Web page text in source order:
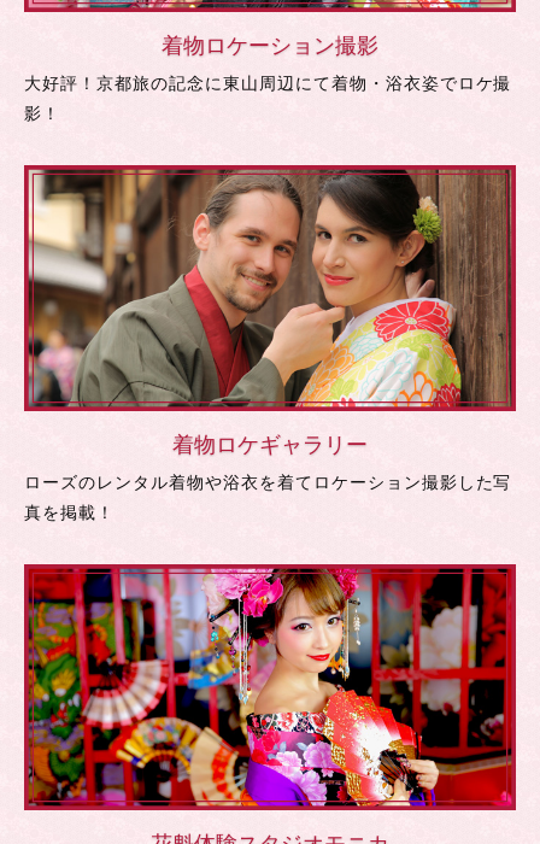
着物ロケーション撮影
大好評！京都旅の記念に東山周辺にて着物・浴衣姿でロケ撮
影！
着物ロケギャラリー
ローズのレンタル着物や浴衣を着てロケーション撮影した写
真を掲載！